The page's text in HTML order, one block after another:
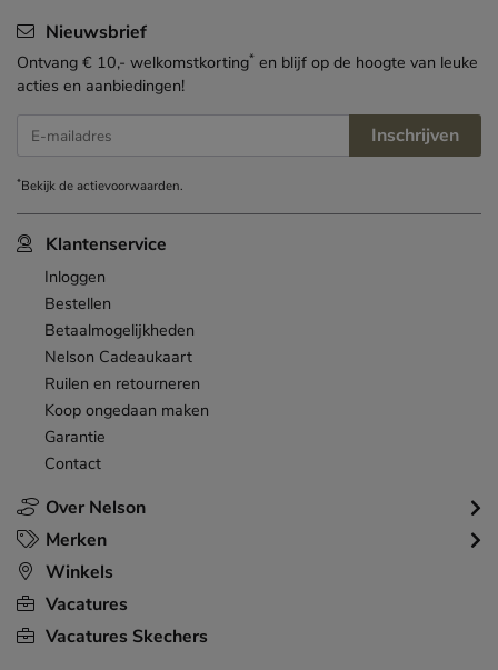
Over Nelson
Klantenservice
Inloggen
Bestellen
Betaalmogelijkheden
Nelson Cadeaukaart
Ruilen en retourneren
Koop ongedaan maken
Garantie
Contact
Merken
Winkels
Vacatures
Vacatures Skechers
Nieuwsbrief
Ontvang € 10,- welkomstkorting* en blijf op de hoogte van leuke
acties en aanbiedingen!
E-mailadres Inschrijven
*Bekijk deactievoorwaarden.